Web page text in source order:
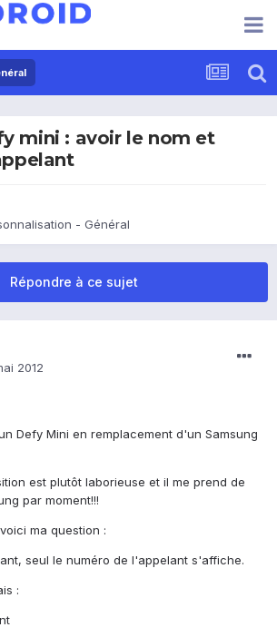
mini : avoir le nom et
- Général
Répondre à ce sujet
2012
Defy Mini en remplacement d'un Samsung
est plutôt laborieuse et il me prend de
par moment!!!
ma question :
seul le numéro de l'appelant s'affiche.
: